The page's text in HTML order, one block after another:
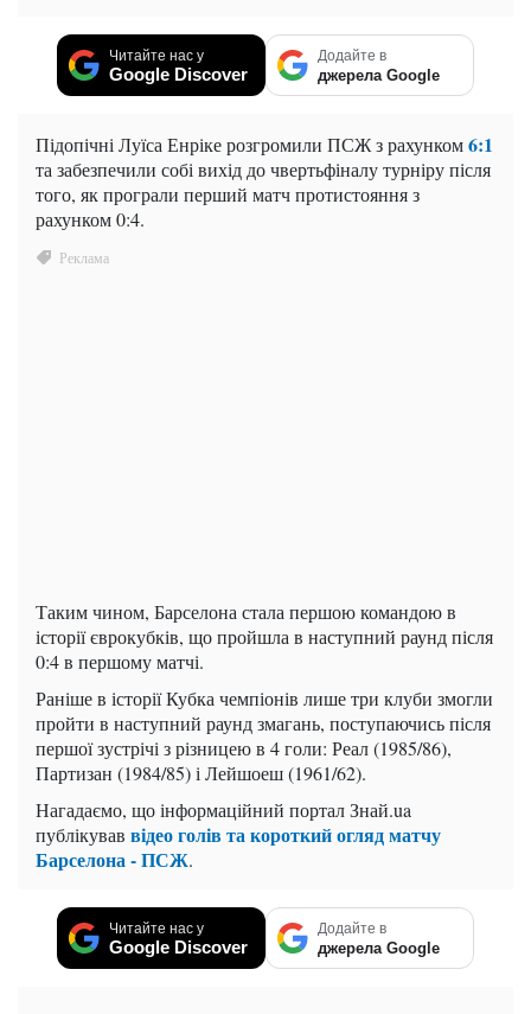
Читайте нас у
Google Discover
Додайте в
джерела Google
Підопічні Луїса Енріке розгромили ПСЖ з рахунком6:1
та забезпечили собі вихід до чвертьфіналу турніру після
того, як програли перший матч протистояння з
рахунком 0:4.
Таким чином, Барселона стала першою командою в
історії єврокубків, що пройшла в наступний раунд після
0:4 в першому матчі.
Раніше в історії Кубка чемпіонів лише три клуби змогли
пройти в наступний раунд змагань, поступаючись після
першої зустрічі з різницею в 4 голи: Реал (1985/86),
Партизан (1984/85) і Лейшоеш (1961/62).
Нагадаємо, що інформаційний портал Знай.ua
публікував відео голів та короткий огляд матчу
Барселона - ПСЖ.
Читайте нас у
Google Discover
Додайте в
джерела Google